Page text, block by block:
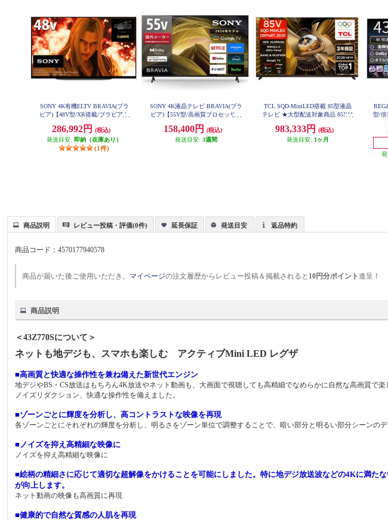
SONY 4K有機ELTV BRAVIA(ブラ
ビア)【48V型/XR搭載/ブラビアカ
286,992円
(税込)
発送目安: 即納（在庫あり）
(1件)
SONY 4K液晶テレビ BRAVIA(ブラ
ビア)【55V型/高画質プロセッサー
売モデル】 KJ-55X81L
158,400円
(税込)
発送目安: 3週間
TCL SQD-MiniLED搭載 85型液晶
テレビ ★大型配送対象商品 85X11
983,333円
(税込)
発送目安: 1ヶ月
型/倍
商品説明 レビュー投稿・評価(0件) 延長保証 発送目安 返品特約
商品コード：4570177940578
商品が届いた後ご使用いただき、 マイページの注文履歴からレビュー投稿＆掲載されると 10円分ポイント進呈！
商品説明
＜43Z770Sについて＞
ネットも地デジも、スマホも楽しむ アクティブMini LED レグザ
■高画質と快適な操作性を兼ね備えた新世代エンジン
地デジやBS・CS放送はもちろん4K放送やネット動画も、大画面で視聴しても高精細でなめらかに自然な高画質で
ノイズリダクション、快適な操作性を備えました。
■ゾーンごとに輝度を分析し、高コントラストな映像を再現
各ゾーンごとにそれぞれの輝度を分析し、明るさをゾーン単位で調整することで、暗い部分と明るい部分シーンの
■ノイズを抑え高精細な映像に
ノイズを抑え高精細な映像に
■絵柄の精細さに応じて適切な超解像をかけることを可能にしました。特に地デジ放送波などの4Kに満た
が向上します。
ネット動画の映像も高画質に再現
■健康的で自然な質感の人肌を再現